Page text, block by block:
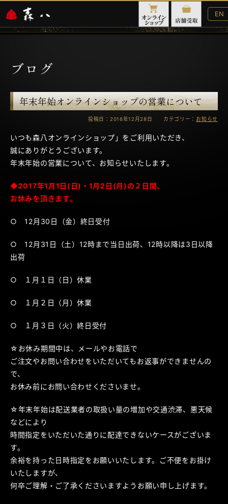
EN
ブログ
年末年始オンラインショップの営業について
投稿日：2016年12月28日 カテゴリー： お知らせ
いつも森八オンラインショップ」をご利用いただき、
誠にありがとうございます。
年末年始の営業について、お知らせいたします。
◆2017年1月1日(日)・1月2日(月)の２日間、
お休みを頂きます。
○ 12月30日（金）終日受付
○ 12月31日（土）12時まで当日出荷、12時以降は3日以降
出荷
○ １月１日（日）休業
○ １月２日（月）休業
○ １月３日（火）終日受付
☆お休み期間中は、メールやお電話で
ご注文やお問い合わせをいただいてもお返事ができませんの
で、
お休み前にお問い合わせくださいませ。
☆年末年始は配送業者の取扱い量の増加や交通渋滞、悪天候
などにより
時間指定をいただいた通りに配達できないケースがございま
す。
余裕を持った日時指定をお願いいたします。ご不便をお掛け
いたしますが、
何卒ご理解・ご了承くださいますようお願い申し上げます。